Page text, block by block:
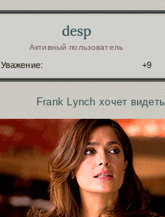
desp
Активный пользователь
Уважение: +9
Frank Lynch хочет видеть